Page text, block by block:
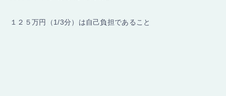
１２５万円（1/3分）は自己負担であること